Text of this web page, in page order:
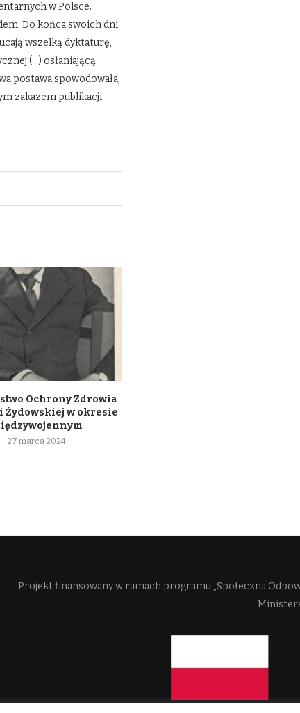
w Polsce.
Do końca swoich dni
wszelką dyktaturę,
(…) osłaniającą
postawa spowodowała,
zakazem publikacji.
Ochrony Zdrowia
Żydowskiej w okresie
27 marca 2024
Projekt finansowany w ramach programu „Społeczna